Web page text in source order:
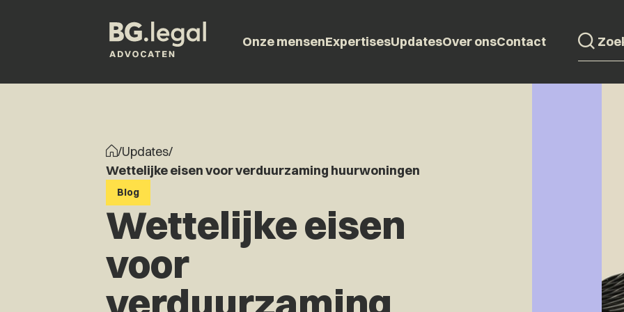
Onze mensenExpertisesUpdatesOver onsContact
/Updates/
Wettelijke eisen voor verduurzaming huurwoningen
Blog
Wettelijke eisen
voor